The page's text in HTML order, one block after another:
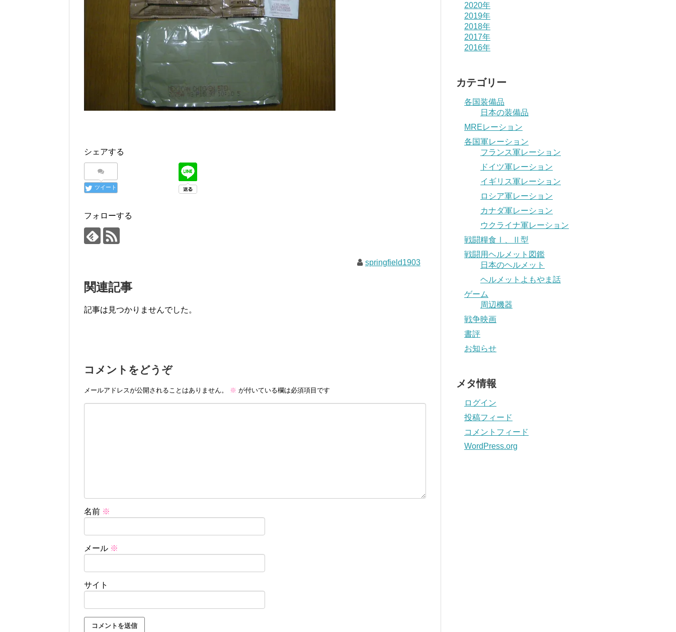
シェアする
ツイート
フォローする
springfield1903
関連記事
記事は見つかりませんでした。
コメントをどうぞ
メールアドレスが公開されることはありません。 ※ が付いている欄は必須項目です
名前 ※
メール ※
サイト
2020年
2019年
2018年
2017年
2016年
カテゴリー
各国装備品
日本の装備品
MREレーション
各国軍レーション
フランス軍レーション
ドイツ軍レーション
イギリス軍レーション
ロシア軍レーション
カナダ軍レーション
ウクライナ軍レーション
戦闘糧食Ⅰ、Ⅱ型
戦闘用ヘルメット図鑑
日本のヘルメット
ヘルメットよもやま話
ゲーム
周辺機器
戦争映画
書評
お知らせ
メタ情報
ログイン
投稿フィード
コメントフィード
WordPress.org